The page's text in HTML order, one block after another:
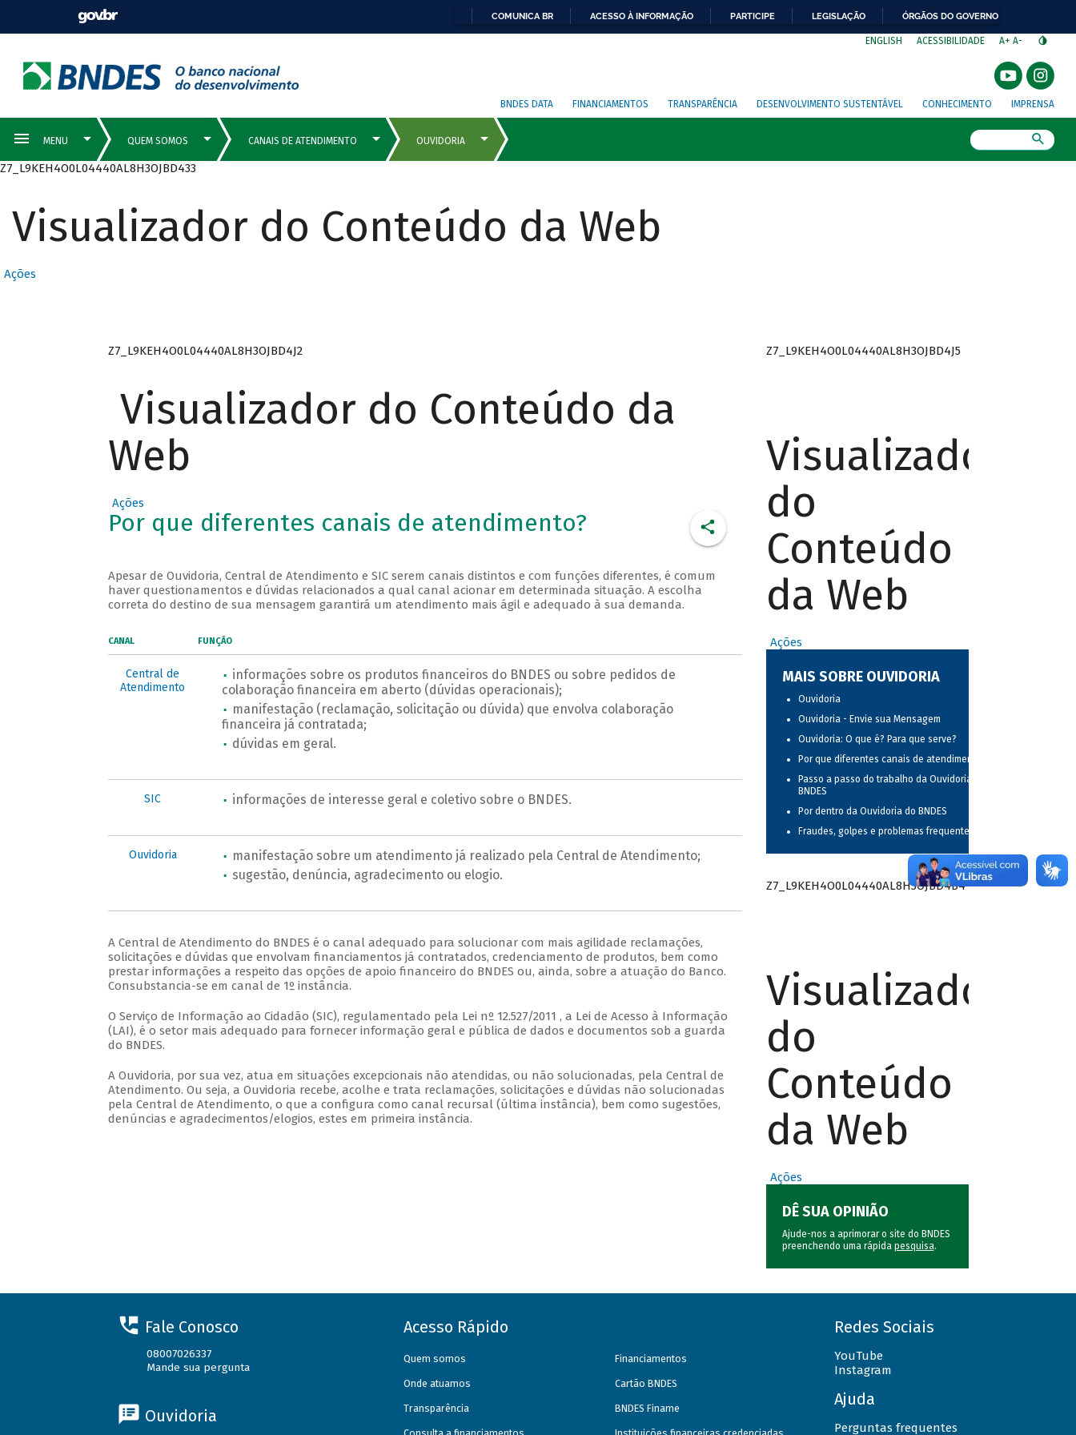
COMUNICA BR ACESSO À INFORMAÇÃO PARTICIPE LEGISLAÇÃO ÓRGÃOS DO GOVERNO
ENGLISH ACESSIBILIDADE A+ A-
BNDES DATA FINANCIAMENTOS TRANSPARÊNCIA DESENVOLVIMENTO SUSTENTÁVEL CONHECIMENTO IMPRENSA
Z7_L9KEH4O0L04440AL8H3OJBD433
Visualizador do Conteúdo da Web
Ações
Z7_L9KEH4O0L04440AL8H3OJBD4J2
Visualizador do Conteúdo da
Web
Ações
Por que diferentes canais de atendimento?
Apesar de Ouvidoria, Central de Atendimento e SIC serem canais distintos e com funções diferentes, é comum
haver questionamentos e dúvidas relacionados a qual canal acionar em determinada situação. A escolha
correta do destino de sua mensagem garantirá um atendimento mais ágil e adequado à sua demanda.
CANAL FUNÇÃO
Central de
Atendimento
informações sobre os produtos financeiros do BNDES ou sobre pedidos de
colaboração financeira em aberto (dúvidas operacionais);
manifestação (reclamação, solicitação ou dúvida) que envolva colaboração
financeira já contratada;
dúvidas em geral.
SIC informações de interesse geral e coletivo sobre o BNDES.
Ouvidoria
manifestação sobre um atendimento já realizado pela Central de Atendimento;
sugestão, denúncia, agradecimento ou elogio.
A Central de Atendimento do BNDES é o canal adequado para solucionar com mais agilidade reclamações,
solicitações e dúvidas que envolvam financiamentos já contratados, credenciamento de produtos, bem como
prestar informações a respeito das opções de apoio financeiro do BNDES ou, ainda, sobre a atuação do Banco.
Consubstancia-se em canal de 1º instância.
O Serviço de Informação ao Cidadão (SIC), regulamentado pela Lei nº 12.527/2011 , a Lei de Acesso à Informação
(LAI), é o setor mais adequado para fornecer informação geral e pública de dados e documentos sob a guarda
do BNDES.
A Ouvidoria, por sua vez, atua em situações excepcionais não atendidas, ou não solucionadas, pela Central de
Atendimento. Ou seja, a Ouvidoria recebe, acolhe e trata reclamações, solicitações e dúvidas não solucionadas
pela Central de Atendimento, o que a configura como canal recursal (última instância), bem como sugestões,
denúncias e agradecimentos/elogios, estes em primeira instância.
Z7_L9KEH4O0L04440AL8H3OJBD4J5
Visualizador
do
Conteúdo
da Web
Ações
MAIS SOBRE OUVIDORIA
Ouvidoria
Ouvidoria - Envie sua Mensagem
Ouvidoria: O que é? Para que serve?
Por que diferentes canais de atendimento?
Passo a passo do trabalho da Ouvidoria do
BNDES
Por dentro da Ouvidoria do BNDES
Fraudes, golpes e problemas frequentes
Z7_L9KEH4O0L04440AL8H3OJBD4B4
Visualizador
do
Conteúdo
da Web
Ações
DÊ SUA OPINIÃO
Ajude-nos a aprimorar o site do BNDES
preenchendo uma rápida pesquisa.
Fale Conosco
08007026337
Mande sua pergunta
Ouvidoria
Acesso Rápido
Quem somos
Onde atuamos
Transparência
Financiamentos
Cartão BNDES
BNDES Finame
Redes Sociais
YouTube
Instagram
Ajuda
Perguntas frequentes